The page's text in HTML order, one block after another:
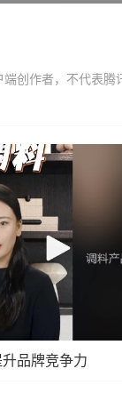
创作者，不代表腾
品牌竞争力